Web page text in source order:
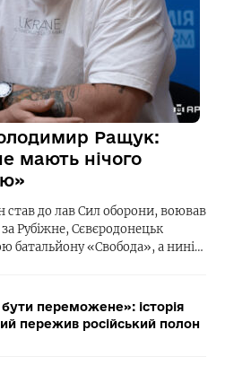
Ращук:
мають нічого
став до лав Сил оборони, воював
Рубіжне, Сєвєродонецьк
батальйону «Свобода», а нині…
переможене»: історія
пережив російський полон